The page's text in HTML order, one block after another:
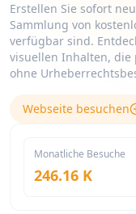
Erstellen Sie sofort
Sammlung von
verfügbar sind.
visuellen Inhalten, die
ohne
Webseite besuchen
Monatliche Besuche
246.16 K